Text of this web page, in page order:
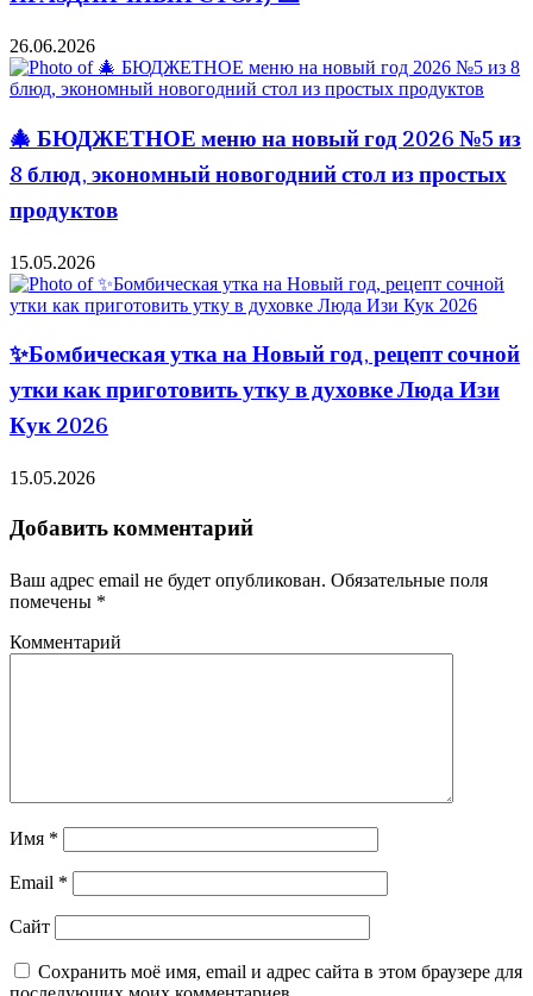
26.06.2026
🎄 БЮДЖЕТНОЕ меню на новый год 2026 №5 из
8 блюд, экономный новогодний стол из простых
продуктов
15.05.2026
✨Бомбическая утка на Новый год, рецепт сочной
утки как приготовить утку в духовке Люда Изи
Кук 2026
15.05.2026
Добавить комментарий
Ваш адрес email не будет опубликован. Обязательные поля
помечены *
Комментарий
Имя *
Email *
Сайт
Сохранить моё имя, email и адрес сайта в этом браузере для